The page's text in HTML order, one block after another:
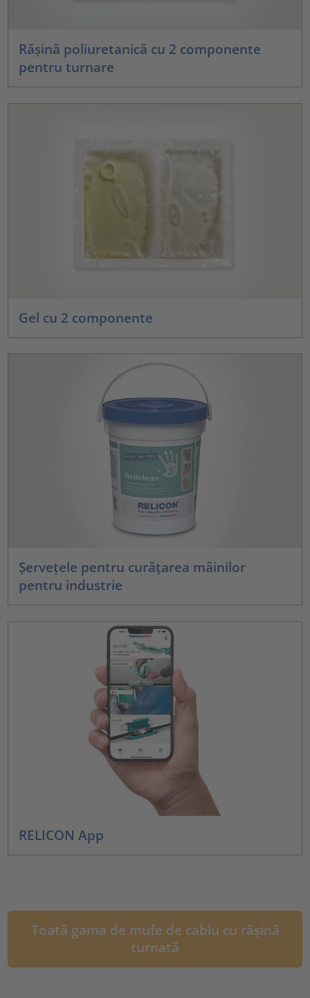
Rășină poliuretanică cu 2 componente
pentru turnare
Gel cu 2 componente
Șervețele pentru curățarea mâinilor
pentru industrie
RELICON App
Toată gama de mufe de cablu cu rășină
turnată